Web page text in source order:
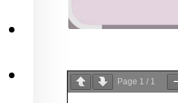
Page 1 / 1